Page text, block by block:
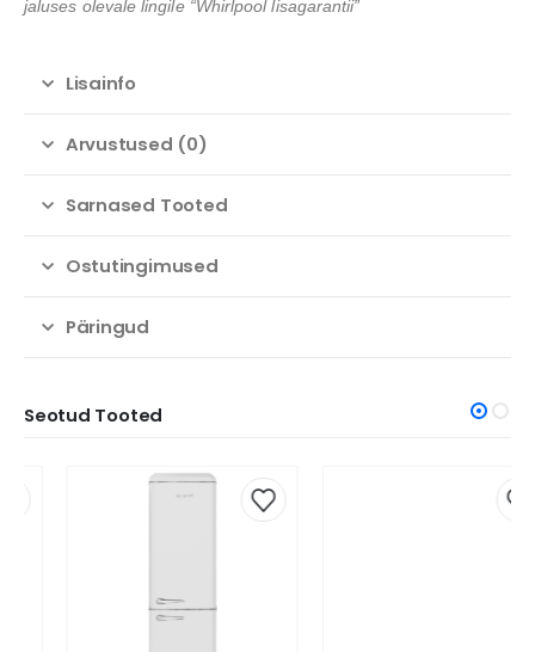
jaluses olevale lingile “Whirlpool lisagarantii”
Lisainfo
Arvustused (0)
Sarnased Tooted
Ostutingimused
Päringud
Seotud Tooted